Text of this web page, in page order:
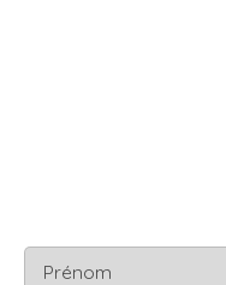
Prénom